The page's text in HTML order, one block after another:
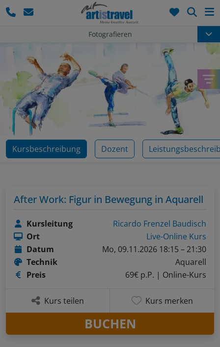
Fotografieren
Kursbeschreibung Dozent
After Work: Figur in Bewegung in Aquarell
Kursleitung
Ricardo Frenzel Baudisch
Ort
Live-Online Kurs
Datum
Mo, 09.11.2026 18:15 – 21:30
Technik
Aquarell
Preis
69€ p.P. | Online-Kurs
Kurs teilen Kurs merken
BUCHEN